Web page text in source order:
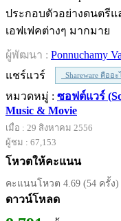
ประกอบตัวอย่างดนตรี
เอฟเฟคต่างๆ มากมาย
ผู้พัฒนา : Ponnuchamy
แชร์แวร์
Shareware คืออะ
หมวดหมู่ : ซอฟต์แวร์
Music & Movie
เมื่อ : 29 สิงหาคม 2556
ผู้ชม : 67,153
โหวตให้คะแนน
คะแนนโหวต 4.69 (54 ครั้ง)
ดาวน์โหลด